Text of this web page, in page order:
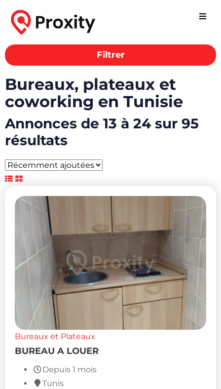
Filtrer
Bureaux, plateaux et
coworking en Tunisie
Annonces de 13 à 24 sur 95
résultats
Bureaux et Plateaux
BUREAU A LOUER
Depuis 1 mois
Tunis